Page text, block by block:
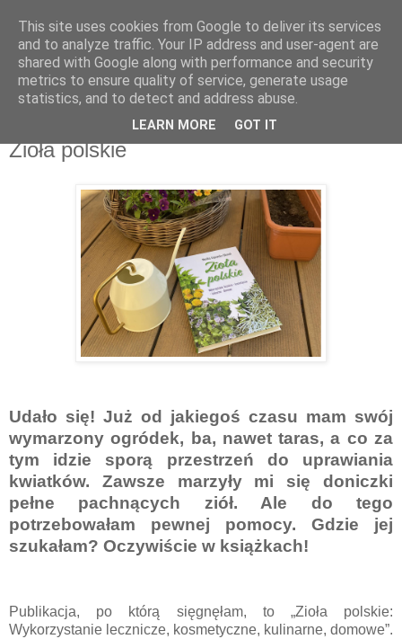
Recenzje na widelcu
Portal kulturalny - książki, recenzje, inspiracje, konkursy.
wtorek, 6 czerwca 2023
Zioła polskie
Udało się! Już od jakiegoś czasu mam swój
wymarzony ogródek, ba, nawet taras, a co za
tym idzie sporą przestrzeń do uprawiania
kwiatków. Zawsze marzyły mi się doniczki
pełne pachnących ziół. Ale do tego
potrzebowałam pewnej pomocy. Gdzie jej
szukałam? Oczywiście w książkach!
Publikacja, po którą sięgnęłam, to „Zioła polskie:
Wykorzystanie lecznicze, kosmetyczne, kulinarne, domowe”.
This site uses cookies from Google to deliver its services
and to analyze traffic. Your IP address and user-agent are
shared with Google along with performance and security
metrics to ensure quality of service, generate usage
statistics, and to detect and address abuse.
LEARN MORE GOT IT